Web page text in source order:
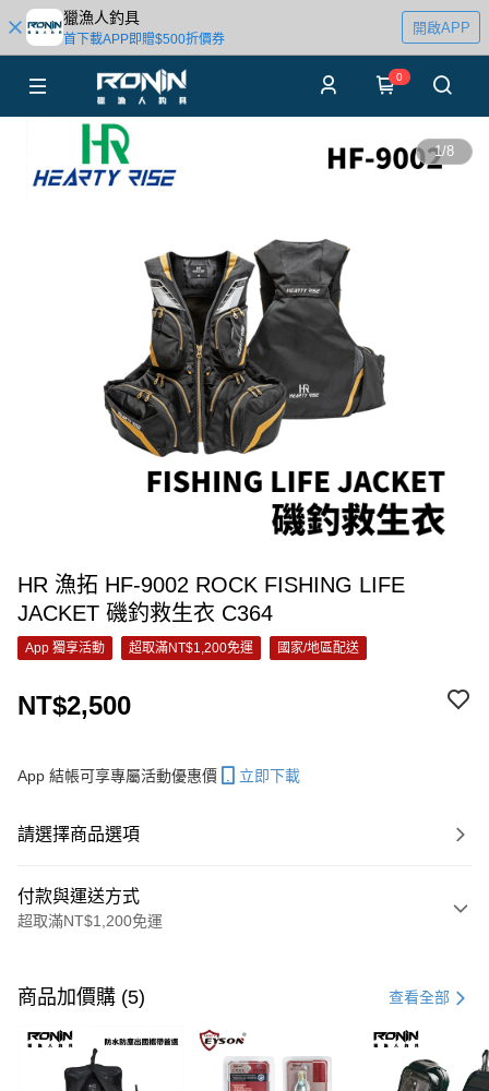
獵漁人釣具
首下載APP即贈$500折價券
開啟APP
0
1/8
HR 漁拓 HF-9002 ROCK FISHING LIFE
JACKET 磯釣救生衣 C364
App 獨享活動 超取滿NT$1,200免運 國家/地區配送
NT$2,500
App 結帳可享專屬活動優惠價 立即下載
請選擇商品選項
付款與運送方式
超取滿NT$1,200免運
信用卡一次付款
信用卡分期付款
3 期 0 利率 每期 21家銀行
商品加價購 (5) 查看全部